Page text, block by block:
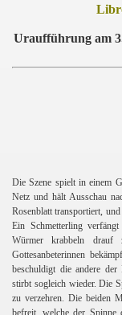
Uraufführung am
Die Szene spielt in einem
Netz und hält Ausschau
Rosenblatt transportiert,
Ein Schmetterling
Würmer krabbeln drauf
Gottesanbeterinnen
beschuldigt die andere
stirbt sogleich wieder. Die
zu verzehren. Die beiden
befreit, welche der Spinne